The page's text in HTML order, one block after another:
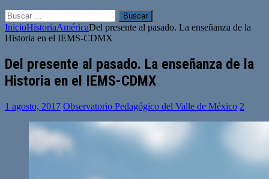
Buscar:
InicioHistoriaAméricaDel presente al pasado. La enseñanza de la
Historia en el IEMS-CDMX
Del presente al pasado. La enseñanza de la
Historia en el IEMS-CDMX
1 agosto, 2017 Observatorio Pedagógico del Valle de México 2